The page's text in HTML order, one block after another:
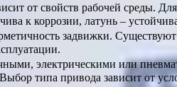
от свойств рабочей среды.
к коррозии, латунь –
задвижки.
электрическими или
типа привода зависит от